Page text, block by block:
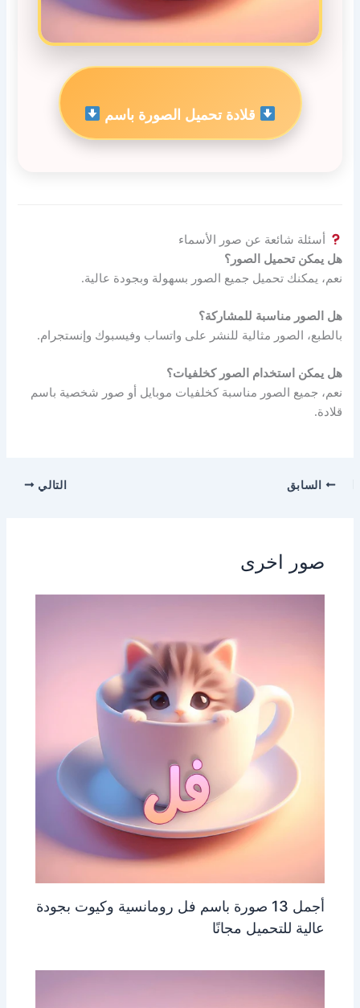
قلادة تحميل الصورة باسم
أسئلة شائعة عن صور الأسماء
هل يمكن تحميل الصور؟
نعم، يمكنك تحميل جميع الصور بسهولة وبجودة عالية.
هل الصور مناسبة للمشاركة؟
بالطبع، الصور مثالية للنشر على واتساب وفيسبوك وإنستجرام.
هل يمكن استخدام الصور كخلفيات؟
نعم، جميع الصور مناسبة كخلفيات موبايل أو صور شخصية باسم
قلادة.
السابق التالي
صور اخرى
أجمل 13 صورة باسم فل رومانسية وكيوت بجودة
عالية للتحميل مجانًا